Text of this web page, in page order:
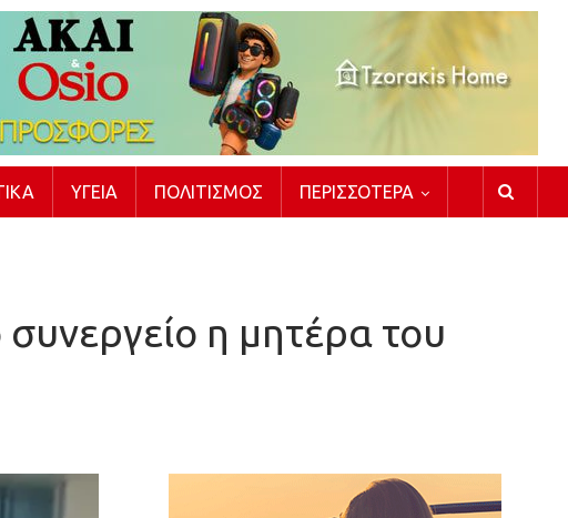
ΥΓΕΊΑ ΠΟΛΙΤΙΣΜΌΣ ΠΕΡΙΣΣΌΤΕΡΑ
η μητέρα του